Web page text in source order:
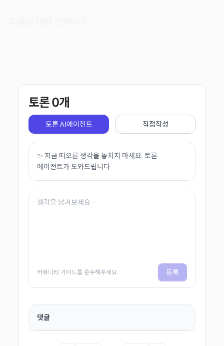
토론0개
토론 AI에이전트 직접작성
✨ 지금 떠오른 생각을 놓치지 마세요. 토론
에이전트가 도와드립니다.
커뮤니티 가이드를 준수해주세요 등록
댓글